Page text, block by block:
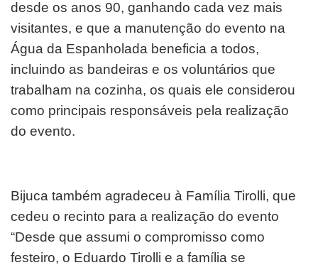
desde os anos 90, ganhando cada vez mais
visitantes, e que a manutenção do evento na
Água da Espanholada beneficia a todos,
incluindo as bandeiras e os voluntários que
trabalham na cozinha, os quais ele considerou
como principais responsáveis pela realização
do evento.
Bijuca também agradeceu à Família Tirolli, que
cedeu o recinto para a realização do evento
“Desde que assumi o compromisso como
festeiro, o Eduardo Tirolli e a família se